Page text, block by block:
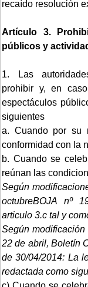
recaído resolución
Artículo 3.
públicos y
1. Las
prohibir y, en
espectáculos
siguientes
a. Cuando por su
conformidad con la
b. Cuando se
reúnan las
Según
octubreBOJA nº
articulo 3.c tal y
Según
22 de abril, Boletín
de 30/04/2014: La
redactada como